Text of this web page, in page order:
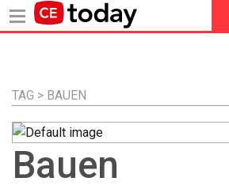
Inhalt
TAG > BAUEN
Bauen